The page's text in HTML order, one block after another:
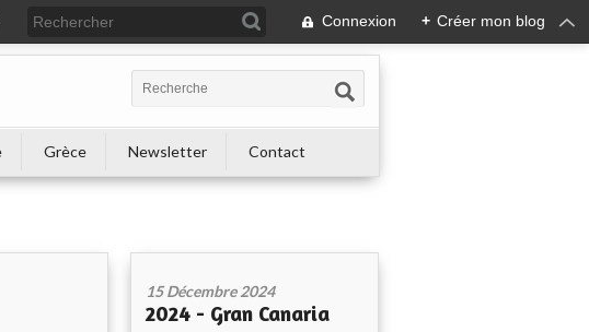
Connexion + Créer mon blog
Grèce Newsletter Contact
15 Décembre 2024
2024 - Gran Canaria